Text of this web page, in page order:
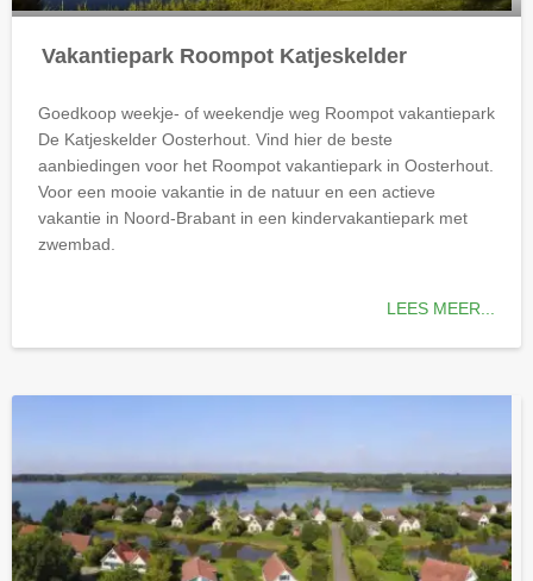
Vakantiepark Roompot Katjeskelder
Goedkoop weekje- of weekendje weg Roompot vakantiepark
De Katjeskelder Oosterhout. Vind hier de beste
aanbiedingen voor het Roompot vakantiepark in Oosterhout.
Voor een mooie vakantie in de natuur en een actieve
vakantie in Noord-Brabant in een kindervakantiepark met
zwembad.
LEES MEER...